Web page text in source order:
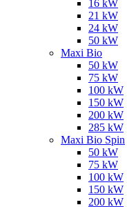
16 kW
21 kW
24 kW
50 kW
Maxi Bio
50 kW
75 kW
100 kW
150 kW
200 kW
285 kW
Maxi Bio Spin
50 kW
75 kW
100 kW
150 kW
200 kW